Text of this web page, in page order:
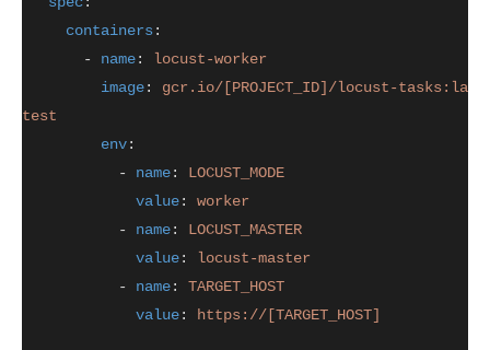
containers:
- name: locust-worker
image: gcr.io/[PROJECT_ID]/locust-tasks:la
test
env:
- name: LOCUST_MODE
value: worker
- name: LOCUST_MASTER
value: locust-master
- name: TARGET_HOST
value: https://[TARGET_HOST]